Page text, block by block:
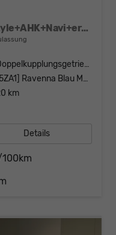
Style TDI DSG Pano+Black Style+AHK+Navi+ergoActive+IQ.Drive+Kamera+Keyless
Doppelkupplungsgetriebe (DSG)
[5ZA1] Ravenna Blau Metallic / Dach Schwarz
km
Details